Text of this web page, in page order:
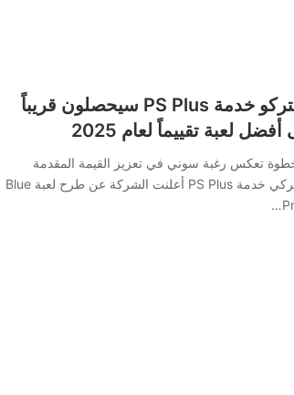
مشتركو خدمة PS Plus سيحصلون قريباً
لعبة تقييماً لعام 2025
تعكس رغبة سوني في تعزيز القيمة المقدمة
لمشتركي خدمة PS Plus أعلنت الشركة عن طرح لعبة Blue